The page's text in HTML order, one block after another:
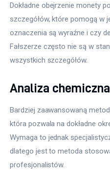
Dokładne obejrzenie monety
szczegółów, które pomogą w
oznaczenia są wyraźne i czy
Fałszerze często nie są w
wszystkich szczegółów.
Analiza chemiczna
Bardziej zaawansowaną
która pozwala na dokładne
Wymaga to jednak
dlatego jest to metoda
profesjonalistów.